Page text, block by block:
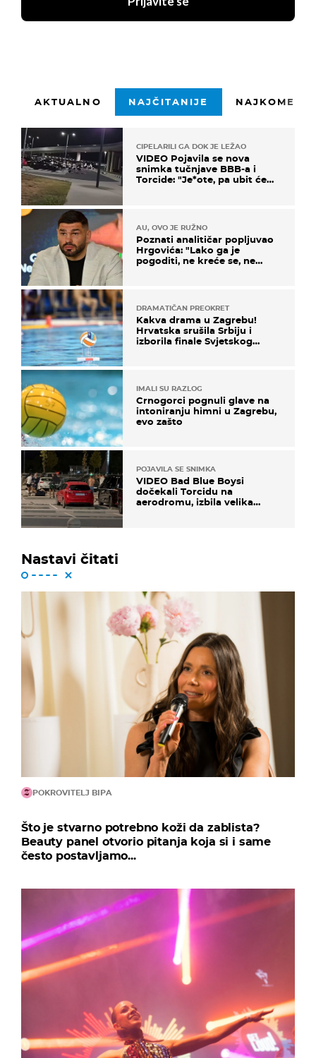
AKTUALNO NAJČITANIJE
CIPELARILI GA DOK JE LEŽAO
VIDEO Pojavila se nova
snimka tučnjave BBB-a i
Torcide: "Je*ote, pa ubit će
AU, OVO JE RUŽNO
Poznati analitičar popljuvao
Hrgovića: "Lako ga je
pogoditi, ne kreće se, ne
DRAMATIČAN PREOKRET
Kakva drama u Zagrebu!
Hrvatska srušila Srbiju i
izborila finale Svjetskog
IMALI SU RAZLOG
Crnogorci pognuli glave na
intoniranju himni u Zagrebu,
evo zašto
POJAVILA SE SNIMKA
VIDEO Bad Blue Boysi
dočekali Torcidu na
aerodromu, izbila velika
Nastavi čitati
POKROVITELJ BIPA
Što je stvarno potrebno koži da zablista?
Beauty panel otvorio pitanja koja si i same
često postavljamo...